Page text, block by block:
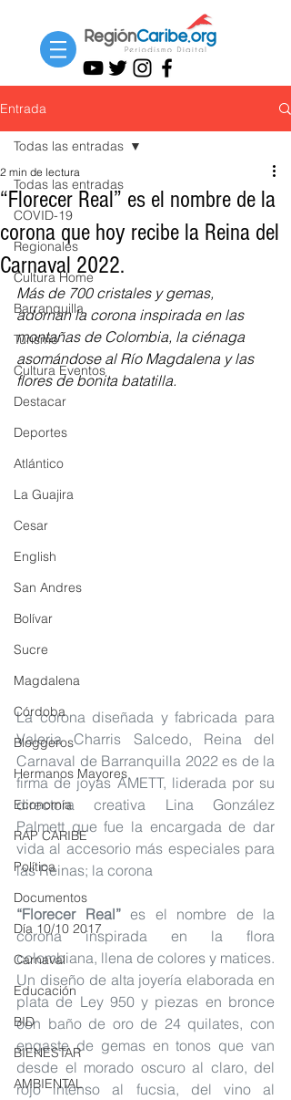
Entrada
Todas las entradas
COVID-19
Regionales
Cultura Home
Barranquilla
Turismo
Cultura Eventos
Destacar
Deportes
Atlántico
La Guajira
Cesar
English
San Andres
Bolívar
Sucre
Magdalena
Córdoba
Bloggeros
Hermanos Mayores
Economía
RAP CARIBE
Política
Documentos
Día 10/10 2017
Carnaval
Educación
BID
BIENESTAR
AMBIENTAL
Todas las entradas
“Florecer Real” es el nombre de la
corona que hoy recibe la Reina del
Carnaval 2022.
2 min de lectura
Más de 700 cristales y gemas,
adornan la corona inspirada en las
montañas de Colombia, la ciénaga
asomándose al Río Magdalena y las
flores de bonita batatilla.
La corona diseñada y fabricada para
Valeria Charris Salcedo, Reina del
Carnaval de Barranquilla 2022 es de la
firma de joyas AMETT, liderada por su
directora creativa Lina González
Palmett que fue la encargada de dar
vida al accesorio más especiales para
las Reinas; la corona
“Florecer Real” es el nombre de la
corona inspirada en la flora
colombiana, llena de colores y matices.
Un diseño de alta joyería elaborada en
plata de Ley 950 y piezas en bronce
con baño de oro de 24 quilates, con
engaste de gemas en tonos que van
desde el morado oscuro al claro, del
rojo intenso al fucsia, del vino al